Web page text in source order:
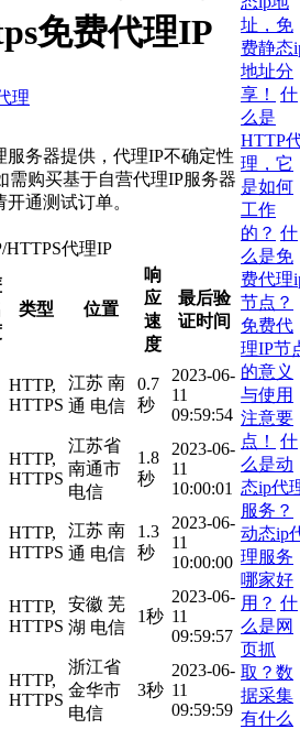
免费代理IP
理
服务器提供，代理IP不确定性
需购买基于自营代理IP服务器
通测试订单。
代理IP
类型 位置
响
应
速
度
最后验
证时间
HTTP,
HTTPS
江苏 南
通 电信
0.7
秒
2023-06-
11
09:59:54
HTTP,
HTTPS
江苏省
南通市
电信
1.8
秒
2023-06-
11
10:00:01
HTTP,
HTTPS
江苏 南
通 电信
1.3
秒
2023-06-
11
10:00:00
HTTP,
HTTPS
安徽 芜
湖 电信
1秒
2023-06-
11
09:59:57
HTTP,
HTTPS
浙江省
金华市
电信
3秒
2023-06-
11
09:59:59
址，免
费静态
地址分
享！
什
么是
HTTP
理，它
是如何
工作
的？ 什
么是免
费代理
节点？
免费代
理IP节
的意义
与使用
注意要
点！
什
么是动
态ip代
服务？
动态ip
理服务
哪家好
用？ 什
么是网
页抓
取？数
据采集
有什么